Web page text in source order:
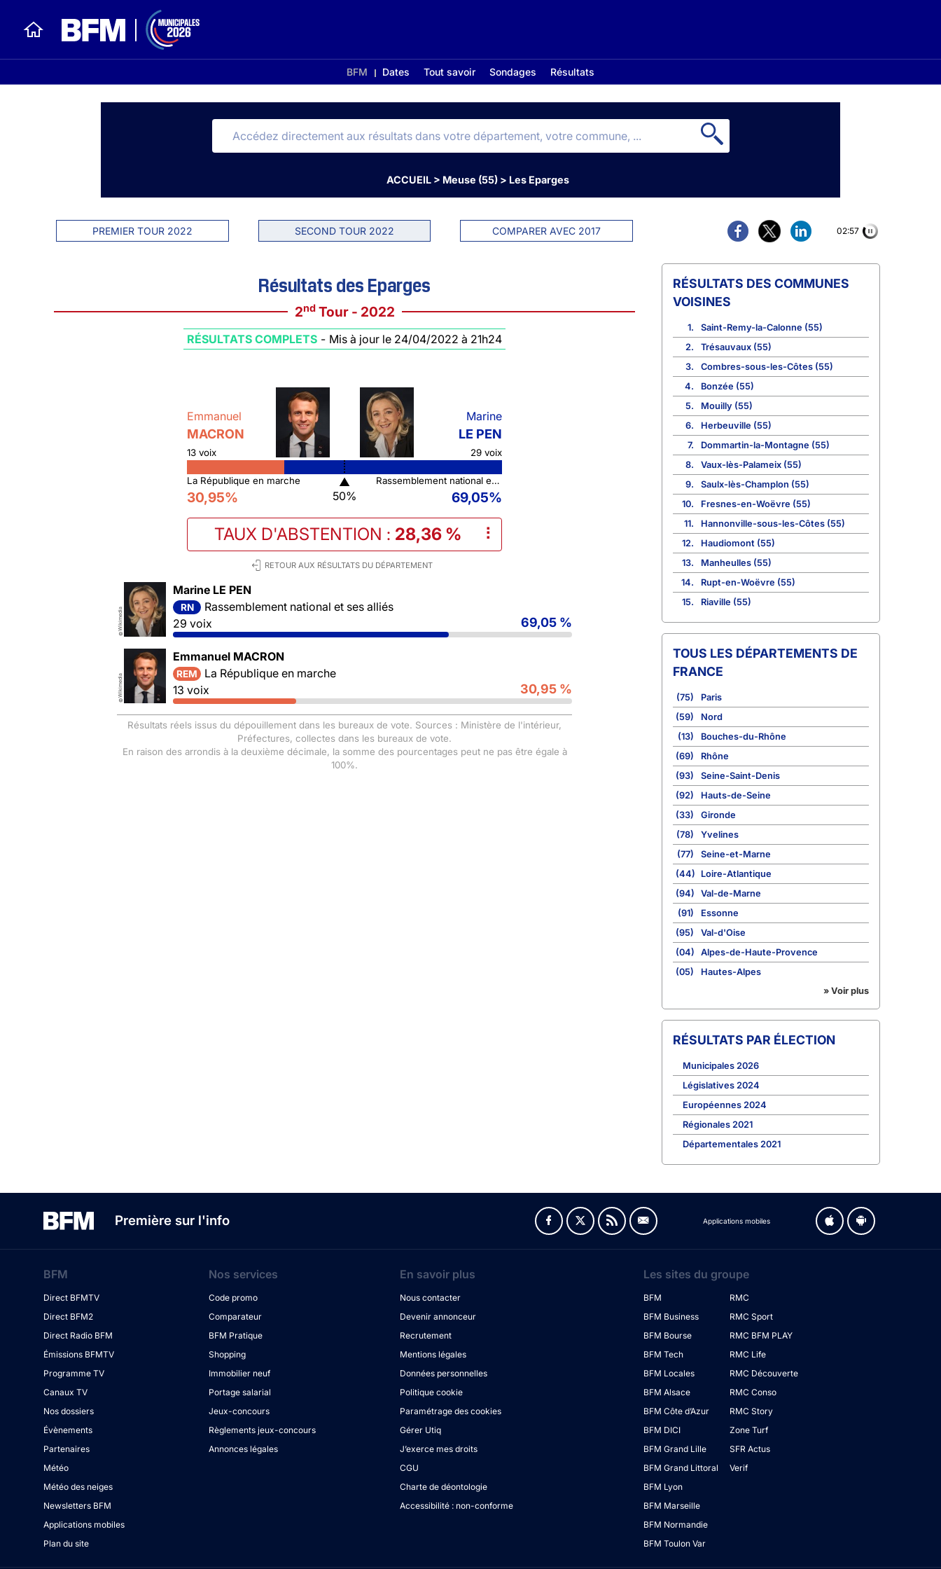
BFM Dates Tout savoir Sondages Résultats
ACCUEIL> Meuse (55)> Les Eparges
PREMIER TOUR 2022 SECOND TOUR 2022 COMPARER AVEC 2017 02:56
Résultats des Eparges
2ndTour - 2022
RÉSULTATS COMPLETS - Mis à jour le 24/04/2022 à 21h24
Emmanuel
MACRON
13 voix
Marine
LE PEN
29 voix
La République en marche
30,95%
▲
50%
Rassemblement national et ses alliés
69,05%
TAUX D'ABSTENTION : 28,36 % ⠇
RETOUR AUX RÉSULTATS DU DÉPARTEMENT
©
Wikimedia
Marine LE PEN
RN
Rassemblement national et ses alliés
29 voix
69,05 %
©
Wikimedia
Emmanuel MACRON
REM
La République en marche
13 voix
30,95 %
Résultats réels issus du dépouillement dans les bureaux de vote. Sources : Ministère de l'intérieur,
Préfectures, collectes dans les bureaux de vote.
En raison des arrondis à la deuxième décimale, la somme des pourcentages peut ne pas être égale à
100%.
COMMUNES
VOISINES
1.
Saint-Remy-la-Calonne (55)
2.
Trésauvaux (55)
3.
Combres-sous-les-Côtes (55)
4.
Bonzée (55)
5.
Mouilly (55)
6.
Herbeuville (55)
7.
Dommartin-la-Montagne (55)
8.
Vaux-lès-Palameix (55)
9.
Saulx-lès-Champlon (55)
10.
Fresnes-en-Woëvre (55)
11.
Hannonville-sous-les-Côtes (55)
12.
Haudiomont (55)
13.
Manheulles (55)
14.
Rupt-en-Woëvre (55)
15.
Riaville (55)
TOUS LES DÉPARTEMENTS DE
FRANCE
(75)
Paris
(59)
Nord
(13)
Bouches-du-Rhône
(69)
Rhône
(93)
Seine-Saint-Denis
(92)
Hauts-de-Seine
(33)
Gironde
(78)
Yvelines
(77)
Seine-et-Marne
(44)
Loire-Atlantique
(94)
Val-de-Marne
(91)
Essonne
(95)
Val-d'Oise
(04)
Alpes-de-Haute-Provence
(05)
Hautes-Alpes
» Voir plus
RÉSULTATS PAR ÉLECTION
Municipales 2026
Législatives 2024
Européennes 2024
Régionales 2021
Départementales 2021
Première sur l'info Applications mobiles
BFM
Direct BFMTV
Direct BFM2
Direct Radio BFM
Émissions BFMTV
Programme TV
Canaux TV
Nos dossiers
Évènements
Partenaires
Météo
Météo des neiges
Newsletters BFM
Applications mobiles
Plan du site
Nos services
Code promo
Comparateur
BFM Pratique
Shopping
Immobilier neuf
Portage salarial
Jeux-concours
Règlements jeux-concours
Annonces légales
En savoir plus
Nous contacter
Devenir annonceur
Recrutement
Mentions légales
Données personnelles
Politique cookie
Paramétrage des cookies
Gérer Utiq
J’exerce mes droits
CGU
Charte de déontologie
Accessibilité : non-conforme
Les sites du groupe
BFM
BFM Business
BFM Bourse
BFM Tech
BFM Locales
BFM Alsace
BFM Côte d’Azur
BFM DICI
BFM Grand Lille
BFM Grand Littoral
BFM Lyon
BFM Marseille
BFM Normandie
BFM Toulon Var
RMC
RMC Sport
RMC BFM PLAY
RMC Life
RMC Découverte
RMC Conso
RMC Story
Zone Turf
SFR Actus
Verif